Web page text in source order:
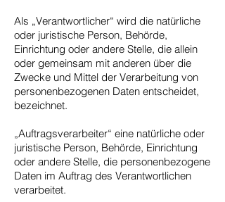
Als „Verantwortlicher“ wird die natürliche
oder juristische Person, Behörde,
Einrichtung oder andere Stelle, die allein
oder gemeinsam mit anderen über die
Zwecke und Mittel der Verarbeitung von
personenbezogenen Daten entscheidet,
bezeichnet.
„Auftragsverarbeiter“ eine natürliche oder
juristische Person, Behörde, Einrichtung
oder andere Stelle, die personenbezogene
Daten im Auftrag des Verantwortlichen
verarbeitet.